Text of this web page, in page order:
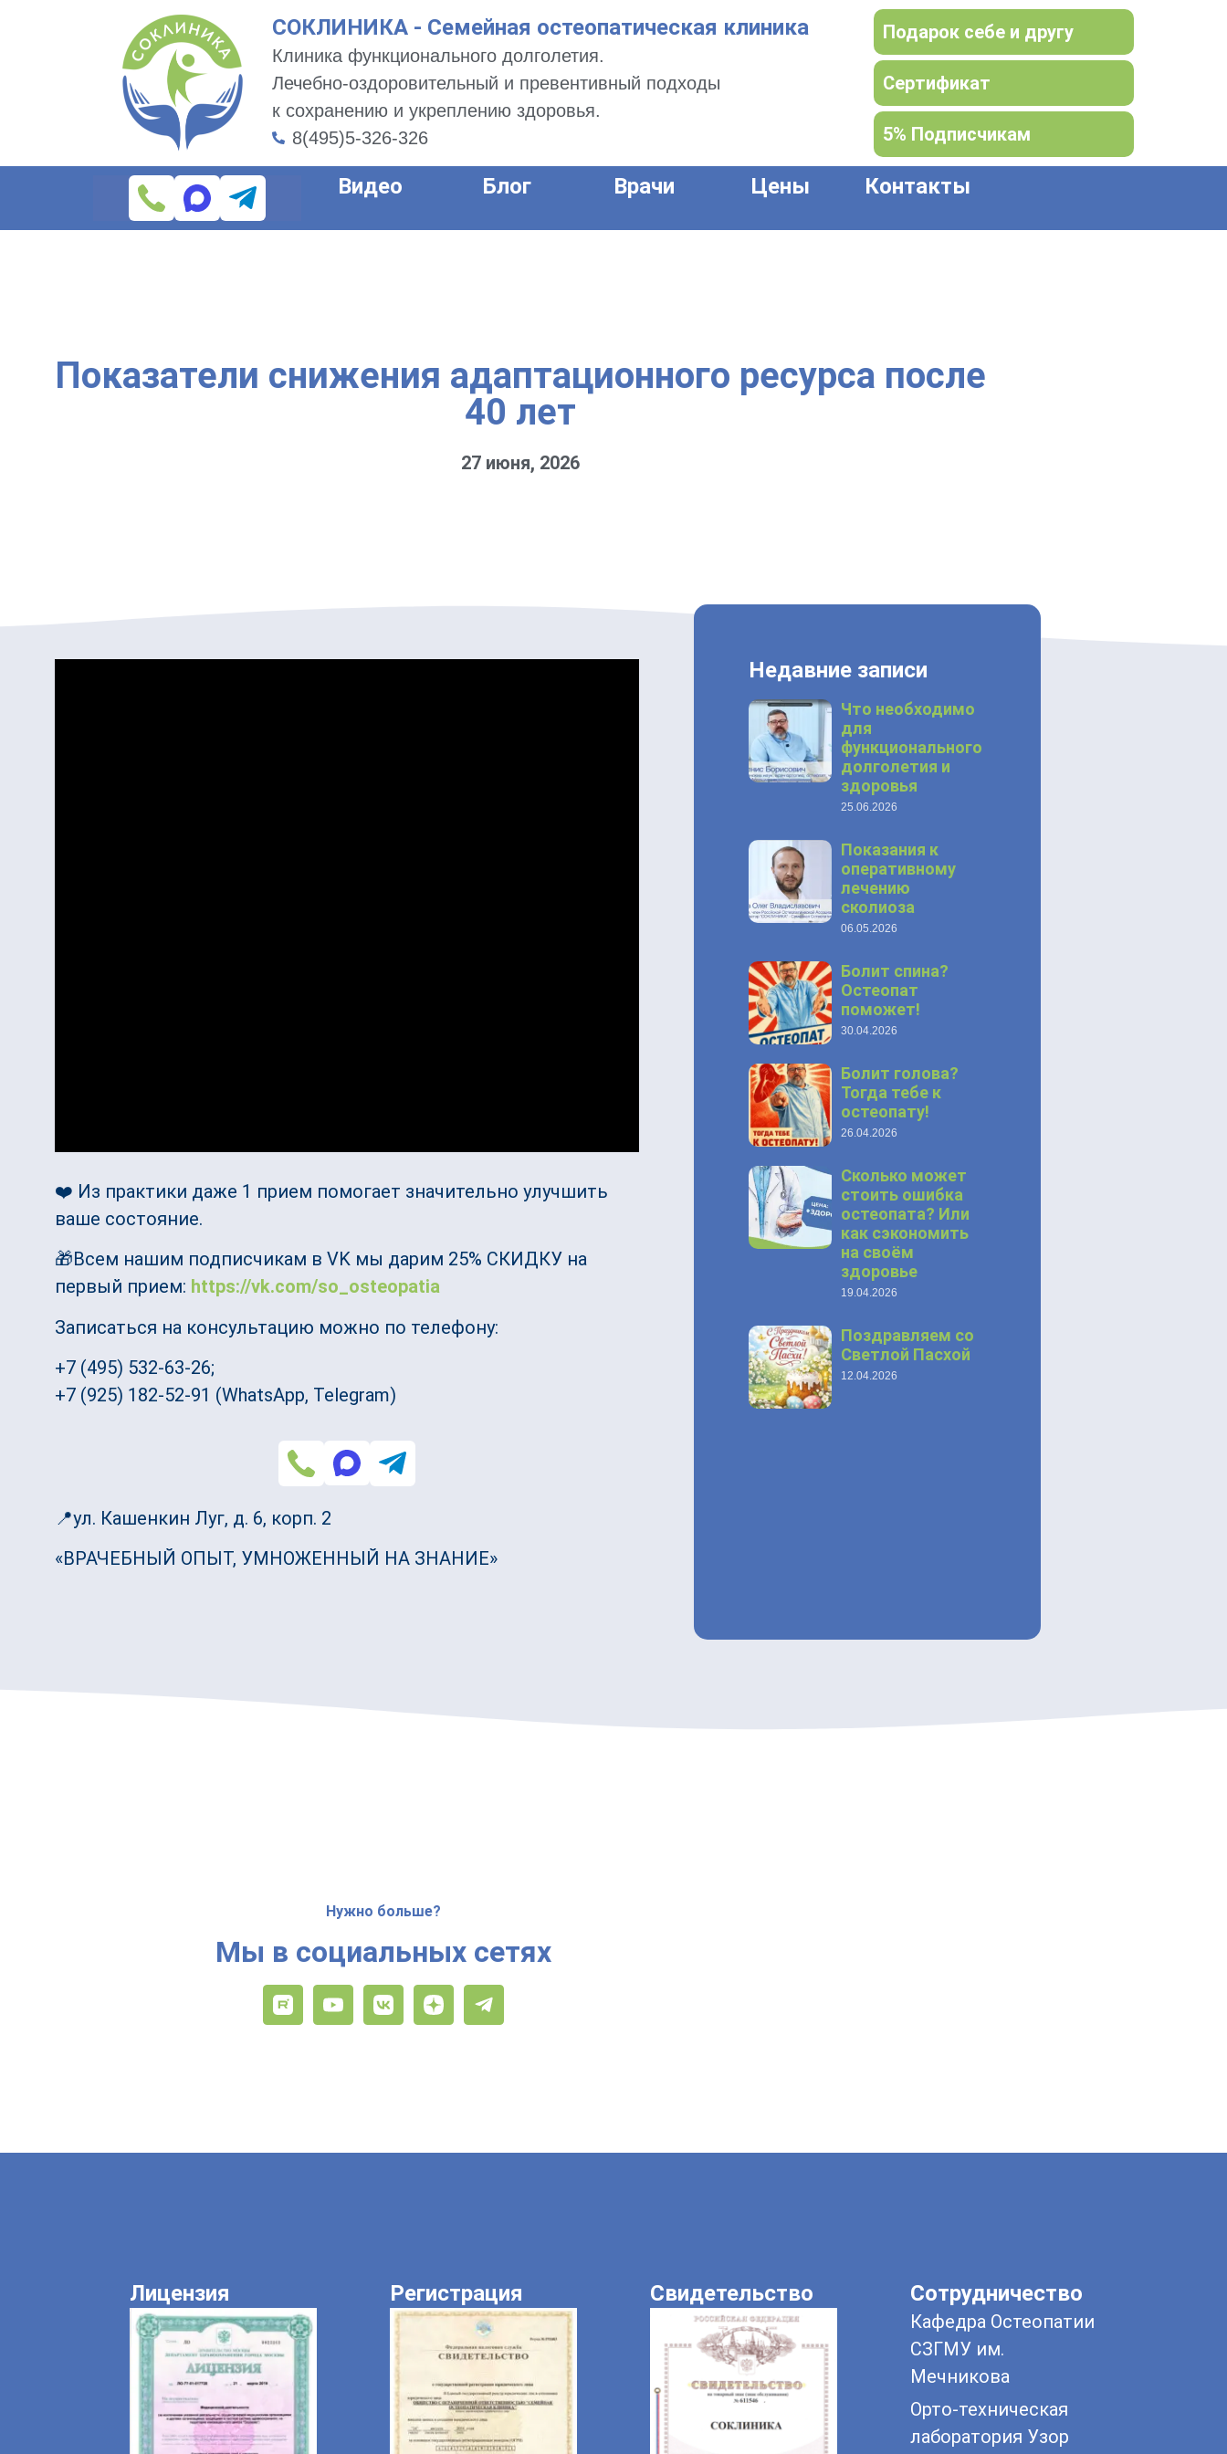
СОКЛИНИКА - Семейная остеопатическая клиника
Клиника функционального долголетия.
Лечебно-оздоровительный и превентивный подходы
к сохранению и укреплению здоровья.
8(495)5-326-326
Подарок себе и другу
Сертификат
5% Подписчикам
Видео Блог Врачи Цены Контакты
Показатели снижения адаптационного ресурса после
40 лет
27 июня, 2026
❤️ Из практики даже 1 прием помогает значительно улучшить
ваше состояние.
🎁Всем нашим подписчикам в VK мы дарим 25% СКИДКУ на
первый прием: https://vk.com/so_osteopatia
Записаться на консультацию можно по телефону:
+7 (495) 532-63-26;
+7 (925) 182-52-91 (WhatsApp, Telegram)
📍ул. Кашенкин Луг, д. 6, корп. 2
«ВРАЧЕБНЫЙ ОПЫТ, УМНОЖЕННЫЙ НА ЗНАНИЕ»
Недавние записи
Что необходимо
для
функционального
долголетия и
здоровья
25.06.2026
Показания к
оперативному
лечению
сколиоза
06.05.2026
Болит спина?
Остеопат
поможет!
30.04.2026
Болит голова?
Тогда тебе к
остеопату!
26.04.2026
Сколько может
стоить ошибка
остеопата? Или
как сэкономить
на своём
здоровье
19.04.2026
Поздравляем со
Светлой Пасхой
12.04.2026
Нужно больше?
Мы в социальных сетях
Лицензия Регистрация Свидетельство Сотрудничество
Кафедра Остеопатии
СЗГМУ им.
Мечникова
Орто-техническая
лаборатория Узор